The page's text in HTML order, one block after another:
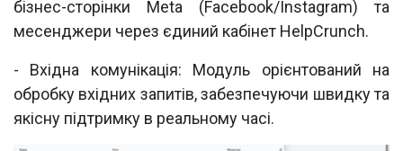
бізнес-сторінки Meta (Facebook/Instagram) та
месенджери через єдиний кабінет HelpCrunch.
- Вхідна комунікація:
Модуль орієнтований на
обробку вхідних запитів, забезпечуючи швидку та
якісну підтримку в реальному часі.